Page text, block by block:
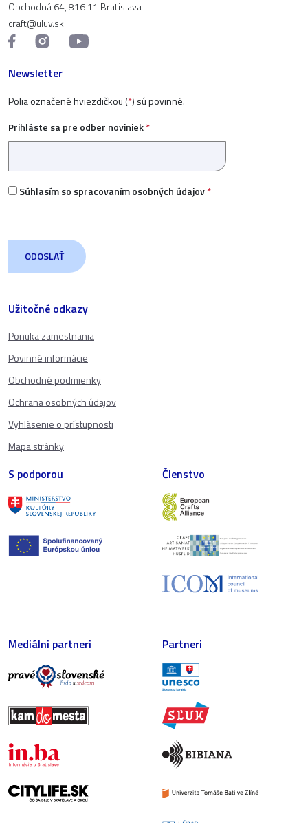
Užitočné odkazy
Ponuka zamestnania
Povinné informácie
Obchodné podmienky
Ochrana osobných údajov
Vyhlásenie o prístupnosti
Mapa stránky
Obchodná 64, 816 11 Bratislava
craft@uluv.sk
Newsletter
Polia označené hviezdičkou (*) sú povinné.
Prihláste sa pre odber noviniek*
Súhlasím so spracovaním osobných údajov*
S podporou Členstvo
Mediálni partneri Partneri